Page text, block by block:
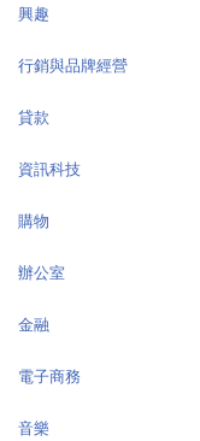
興趣
行銷與品牌經營
貸款
資訊科技
購物
辦公室
金融
電子商務
音樂